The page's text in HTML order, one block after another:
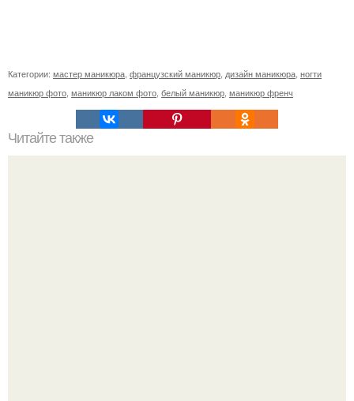
Категории: мастер маникюра, французский маникюр, дизайн маникюра, ногти
маникюр фото, маникюр лаком фото, белый маникюр, маникюр френч
Читайте также